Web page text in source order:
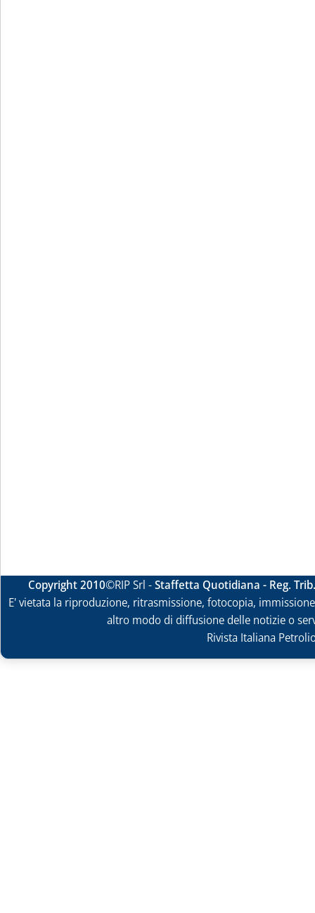
Copyright 2010©RIP Srl -Staffetta Quotidiana - Reg.
E' vietata la riproduzione, ritrasmissione, fotocopia,
altro modo di diffusione delle notizie o
Rivista Italiana